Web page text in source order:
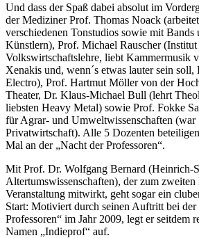
Und dass der Spaß dabei absolut im
der Mediziner Prof. Thomas Noack
verschiedenen Tonstudios sowie mit
Künstlern), Prof. Michael Rauscher
Volkswirtschaftslehre, liebt Kammermusik
Xenakis und, wenn´s etwas lauter sein
Electro), Prof. Hartmut Möller von der
Theater, Dr. Klaus-Michael Bull (lehrt
liebsten Heavy Metal) sowie Prof. Fokke
für Agrar- und Umweltwissenschaften (war
Privatwirtschaft). Alle 5 Dozenten
Mal an der „Nacht der Professoren“.
Mit Prof. Dr. Wolfgang Bernard (Heinrich-
Altertumswissenschaften), der zum zweiten
Veranstaltung mitwirkt, geht sogar ein
Start: Motiviert durch seinen Auftritt bei der
Professoren“ im Jahr 2009, legt er seitdem
Namen „Indieprof“ auf.